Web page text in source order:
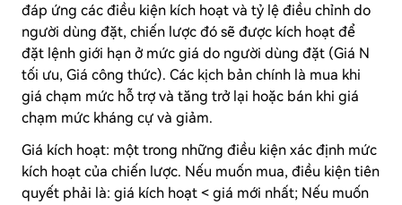
đáp ứng các điều kiện kích hoạt và tỷ lệ điều chỉnh do
người dùng đặt, chiến lược đó sẽ được kích hoạt để
đặt lệnh giới hạn ở mức giá do người dùng đặt (Giá N
tối ưu, Giá công thức). Các kịch bản chính là mua khi
giá chạm mức hỗ trợ và tăng trở lại hoặc bán khi giá
chạm mức kháng cự và giảm.
Giá kích hoạt: một trong những điều kiện xác định mức
kích hoạt của chiến lược. Nếu muốn mua, điều kiện tiên
quyết phải là: giá kích hoạt < giá mới nhất; Nếu muốn